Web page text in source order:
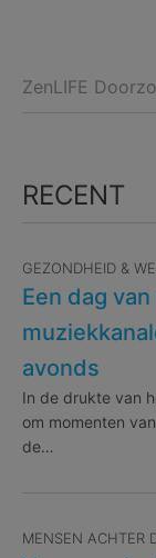
RECENT
GEZONDHEID &
Een dag
avonds
In de drukte van
om momenten
de…
MENSEN ACHTER